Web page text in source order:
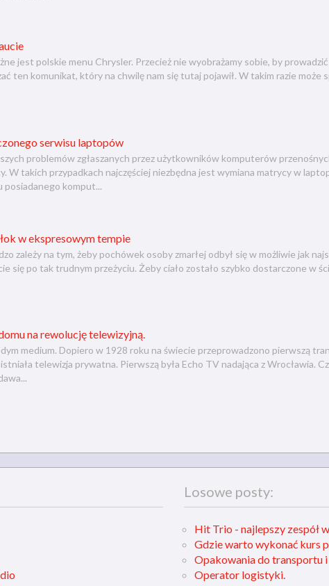
jest polskie menu Chrysler. Przecież nie wyobrażamy sobie, by
ten komunikat, który na chwilę nam się tutaj pojawił. W takim razie może
serwisu laptopów
problemów zgłaszanych przez użytkowników komputerów
W takich przypadkach najczęściej niezbędna jest wymiana matrycy w
posiadanego komput...
w ekspresowym tempie
zależy na tym, żeby pochówek osoby zmarłej odbył się w możliwie jak
się po tak trudnym przeżyciu. Żeby ciało zostało szybko dostarczone w
na rewolucję telewizyjną.
medium. Dopiero w 1928 roku na świecie przeprowadzono pierwszą
telewizja prywatna. Pierwszą była Echo TV nadająca z Wrocławia.
Losowe posty:
Hit Trio - najlepszy zespół
Gdzie warto wykonać kurs
Opakowania do transportu
Operator logistyki.